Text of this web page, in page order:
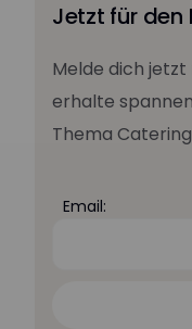
Jetzt für den
Melde dich
erhalte
Thema
Email: